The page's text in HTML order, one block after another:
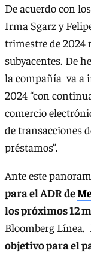
De acuerdo con
Irma Sgarz y
trimestre de 2024
subyacentes. De
la compañía va a
2024 “con
comercio
de transacciones
préstamos”.
Ante este
para el ADR de
los próximos 12
Bloomberg Línea.
objetivo para el